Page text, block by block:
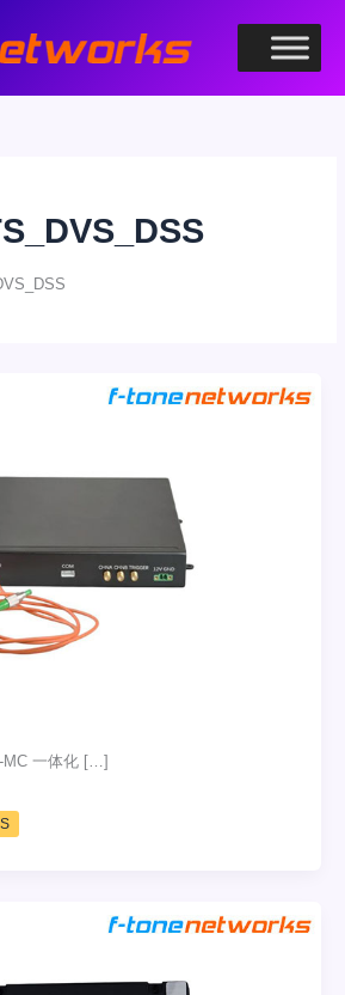
MC 一体化 […]